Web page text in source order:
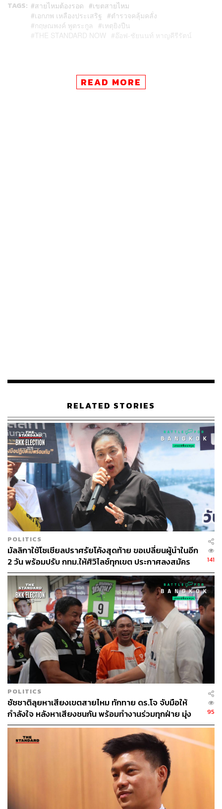
TAGS: สายไหมต้องรอด
เขตสายไหม
เอกภพ เหลืองประเสริฐ
ตำรวจคลุ้มคลั่ง
กฤษณพงค์ พูตระกูล
เหตุยิงปืน
THE STANDARD NOW
อ๊อฟ-ชัยนนท์ หาญคีรีรัตน์
READ MORE
RELATED STORIES
POLITICS
มัลลิกาใช้โซเชียลปราศรัยโค้งสุดท้าย ขอเปลี่ยนผู้นำในอีก
2 วัน พร้อมปรับ กทม.ให้ศิวิไลซ์ทุกเขต ประกาศลงสมัคร
ครั้งเดียวไม่มีสมัยหน้า
141
POLITICS
ชัชชาติลุยหาเสียงเขตสายไหม ทักทาย ดร.โจ จับมือให้
กำลังใจ หลังหาเสียงชนกัน พร้อมทำงานร่วมทุกฝ่าย มุ่ง
แก้ปัญหาขยะ-ขยายเส้นทางขนส่ง
95